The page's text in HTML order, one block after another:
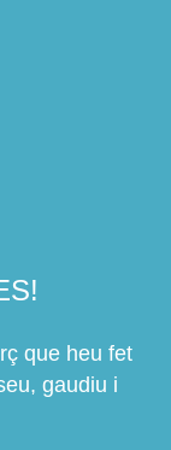
que heu fet
gaudiu i